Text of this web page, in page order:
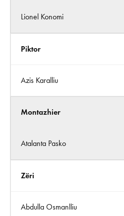
Lionel Konomi
Piktor
Azis Karalliu
Montazhier
Atalanta Pasko
Zëri
Abdulla Osmanlliu